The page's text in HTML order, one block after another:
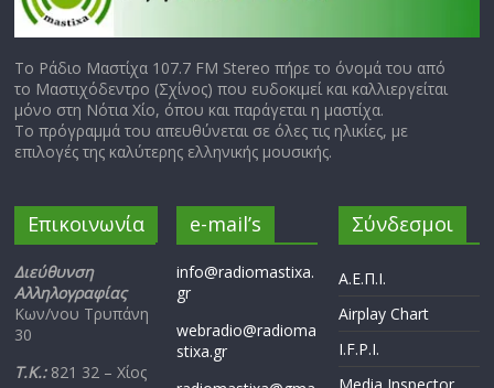
Το Ράδιο Μαστίχα 107.7 FM Stereo πήρε το όνομά του από
το Μαστιχόδεντρο (Σχίνος) που ευδοκιμεί και καλλιεργείται
μόνο στη Νότια Χίο, όπου και παράγεται η μαστίχα.
Το πρόγραμμά του απευθύνεται σε όλες τις ηλικίες, με
επιλογές της καλύτερης ελληνικής μουσικής.
Επικοινωνία
Διεύθυνση
Αλληλογραφίας
Κων/νου Τρυπάνη
30
Τ.Κ.: 821 32 – Χίος
e-mail’s
info@radiomastixa.
gr
webradio@radioma
stixa.gr
Σύνδεσμοι
Α.Ε.Π.Ι.
Airplay Chart
I.F.P.I.